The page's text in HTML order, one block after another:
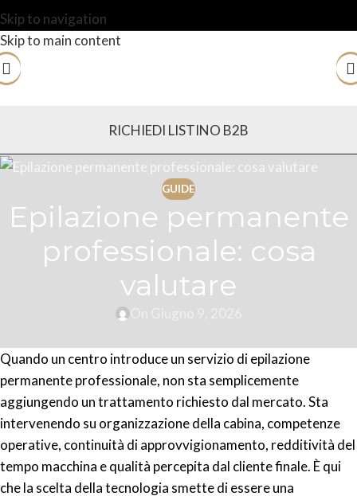
Skip to navigation
Skip to main content
RICHIEDI LISTINO B2B
GUIDE
Epilazione permanente
professionale: cosa
valutare
Quando un centro introduce un servizio di epilazione
permanente professionale, non sta semplicemente
aggiungendo un trattamento richiesto dal mercato. Sta
intervenendo su organizzazione della cabina, competenze
operative, continuità di approvvigionamento, redditività del
tempo macchina e qualità percepita dal cliente finale. È qui
che la scelta della tecnologia smette di essere una